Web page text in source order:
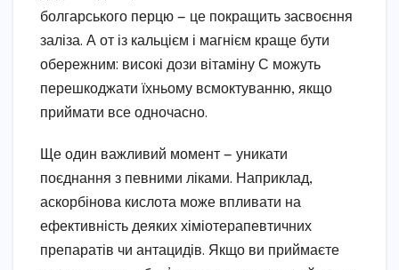
болгарського перцю — це покращить засвоєння
заліза. А от із кальцієм і магнієм краще бути
обережним: високі дози вітаміну С можуть
перешкоджати їхньому всмоктуванню, якщо
приймати все одночасно.
Ще один важливий момент — уникати
поєднання з певними ліками. Наприклад,
аскорбінова кислота може впливати на
ефективність деяких хіміотерапевтичних
препаратів чи антацидів. Якщо ви приймаєте